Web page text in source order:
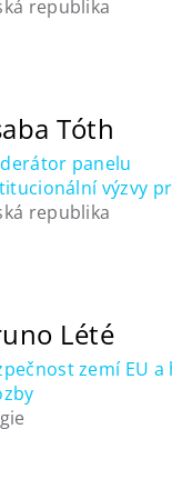
republika
Tóth
panelu
výzvy
republika
Lété
zemí EU